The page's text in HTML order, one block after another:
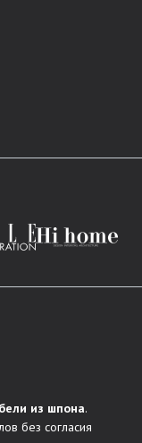
из шпона.
без согласия